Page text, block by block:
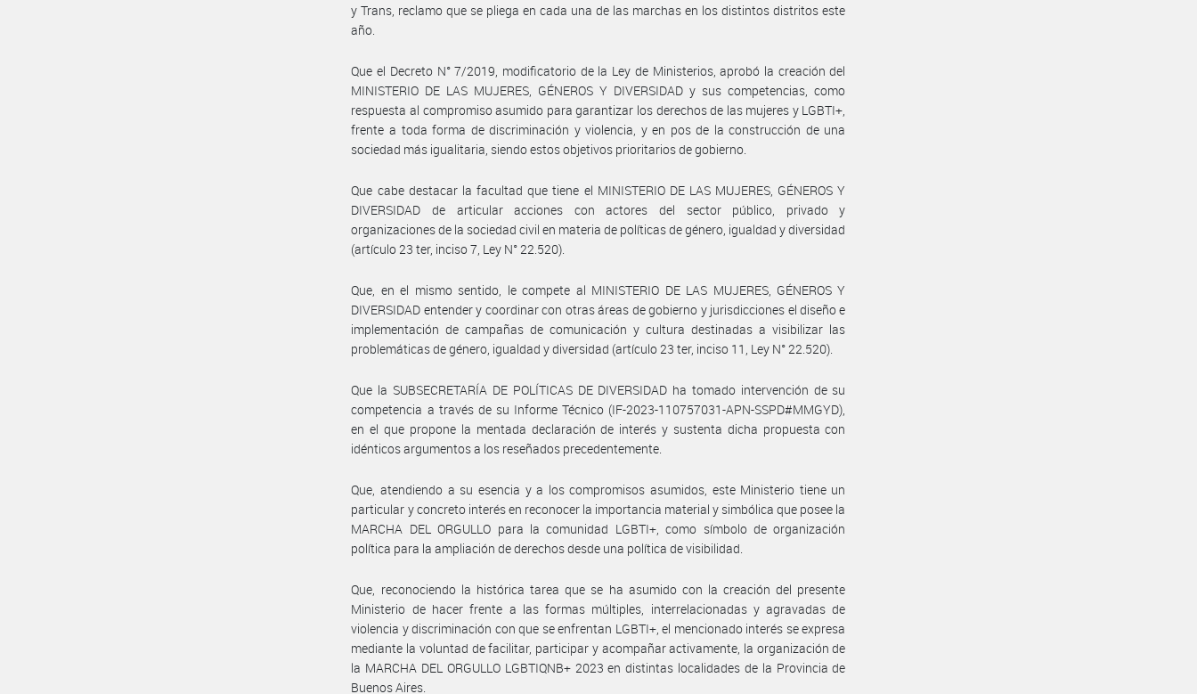
y Trans, reclamo que se pliega en cada una de las marchas en los distintos distritos este
año.
Que el Decreto N° 7/2019, modificatorio de la Ley de Ministerios, aprobó la creación del
MINISTERIO DE LAS MUJERES, GÉNEROS Y DIVERSIDAD y sus competencias, como
respuesta al compromiso asumido para garantizar los derechos de las mujeres y LGBTI+,
frente a toda forma de discriminación y violencia, y en pos de la construcción de una
sociedad más igualitaria, siendo estos objetivos prioritarios de gobierno.
Que cabe destacar la facultad que tiene el MINISTERIO DE LAS MUJERES, GÉNEROS Y
DIVERSIDAD de articular acciones con actores del sector público, privado y
organizaciones de la sociedad civil en materia de políticas de género, igualdad y diversidad
(artículo 23 ter, inciso 7, Ley N° 22.520).
Que, en el mismo sentido, le compete al MINISTERIO DE LAS MUJERES, GÉNEROS Y
DIVERSIDAD entender y coordinar con otras áreas de gobierno y jurisdicciones el diseño e
implementación de campañas de comunicación y cultura destinadas a visibilizar las
problemáticas de género, igualdad y diversidad (artículo 23 ter, inciso 11, Ley N° 22.520).
Que la SUBSECRETARÍA DE POLÍTICAS DE DIVERSIDAD ha tomado intervención de su
competencia a través de su Informe Técnico (IF-2023-110757031-APN-SSPD#MMGYD),
en el que propone la mentada declaración de interés y sustenta dicha propuesta con
idénticos argumentos a los reseñados precedentemente.
Que, atendiendo a su esencia y a los compromisos asumidos, este Ministerio tiene un
particular y concreto interés en reconocer la importancia material y simbólica que posee la
MARCHA DEL ORGULLO para la comunidad LGBTI+, como símbolo de organización
política para la ampliación de derechos desde una política de visibilidad.
Que, reconociendo la histórica tarea que se ha asumido con la creación del presente
Ministerio de hacer frente a las formas múltiples, interrelacionadas y agravadas de
violencia y discriminación con que se enfrentan LGBTI+, el mencionado interés se expresa
mediante la voluntad de facilitar, participar y acompañar activamente, la organización de
la MARCHA DEL ORGULLO LGBTIQNB+ 2023 en distintas localidades de la Provincia de
Buenos Aires.